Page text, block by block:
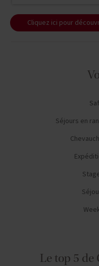
Cliquez ici pour
Séjours en
Le top 5 de